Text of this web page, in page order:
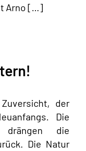
Arno […]
der
Die
drängen die
Die Natur